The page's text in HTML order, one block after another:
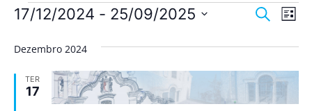
de
e
Pesquisar
de
Lista
17/12/2024 - 25/09/2025
data.
Dezembro 2024
TER
17